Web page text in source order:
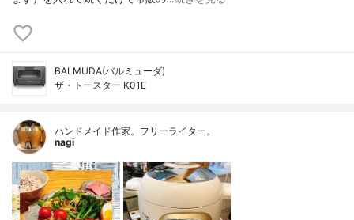
BALMUDA(バルミューダ)
ザ・トースター K01E
ハンドメイド作家。フリーライター。
nagi